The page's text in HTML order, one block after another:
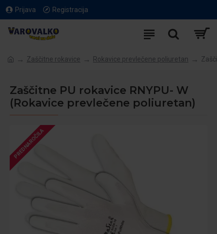
Prijava Registracija
Zaščitne rokavice Rokavice prevlečene poliuretan
Zaščitne PU rokavice RNYPU- W
(Rokavice prevlečene poliuretan)
PREDNAROČILA